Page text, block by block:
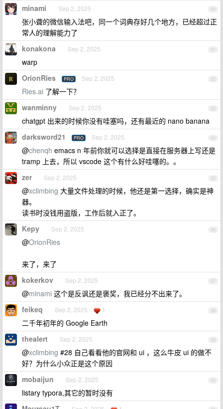
30
minami Sep 2, 2025
张小聋的微信输入法吧，同一个词典存好几个地方，已经超过正
常人的理解能力了
31
konakona Sep 2, 2025
warp
32
OrionRies PRO Sep 2, 2025
Ries.ai 了解一下？
33
wanminny Sep 2, 2025
chatgpt 出来的时候你没有哇塞吗，还有最近的 nano banana
34
darksword21 PRO Sep 2, 2025
@chenqh emacs n 年前你就可以选择是直接在服务器上写还是
tramp 上去，所以 vscode 这个有什么好哇噻的。。
35
zer Sep 2, 2025
@xclimbing 大量文件处理的时候，他还是第一选择，确实是神
器。
读书时没钱用盗版，工作后就入正了。
36
Kepy Sep 2, 2025
@OrionRies
来了，来了
37
kokerkov Sep 2, 2025
@minami 这个是反讽还是褒奖，我已经分不出来了。
38
feikeq Sep 2, 2025 1
二千年初年的 Google Earth
39
thealert Sep 2, 2025
@xclimbing #28 自己看看他的官网和 ui ，这么牛皮 ui 的做不
好？为什么小众正是这个原因
40
mobaijun Sep 2, 2025
listary typora,其它的暂时没有